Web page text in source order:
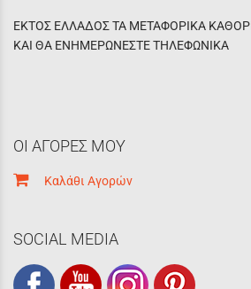
ΕΚΤΟΣ ΕΛΛΑΔΟΣ ΤΑ ΜΕΤΑΦΟΡΙΚΑ
ΚΑΙ ΘΑ ΕΝΗΜΕΡΩΝΕΣΤΕ ΤΗΛΕΦΩΝΙΚΑ
ΟΙ ΑΓΟΡΕΣ ΜΟΥ
Καλάθι Αγορών
SOCIAL MEDIA